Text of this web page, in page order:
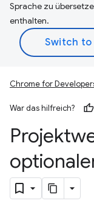
Sprache zu
enthalten.
Chrome for
War das hilfreich?